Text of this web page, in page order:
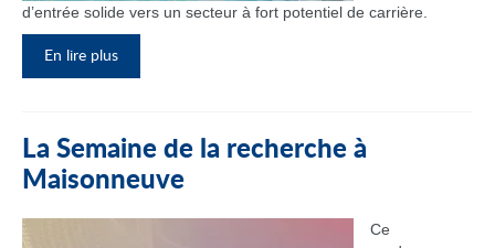
d’entrée solide vers un secteur à fort potentiel de carrière.
En lire plus
La Semaine de la recherche à
Maisonneuve
Ce